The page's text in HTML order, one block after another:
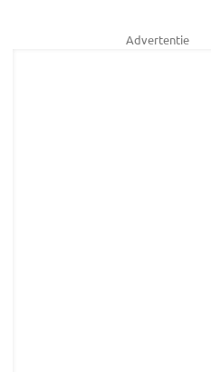
Advertentie